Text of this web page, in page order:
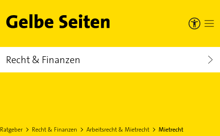
Gelbe Seiten
Recht & Finanzen
Ratgeber Recht & Finanzen Arbeitsrecht & Mietrecht Mietrecht